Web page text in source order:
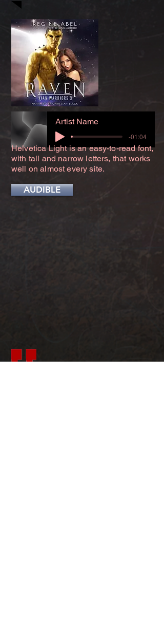
Artist Name
-01:04
Helvetica Light is an easy-to-read font,
with tall and narrow letters, that works
well on almost every site.
AUDIBLE